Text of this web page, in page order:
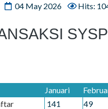
04 May 2026 Hits:
Januari
141
49